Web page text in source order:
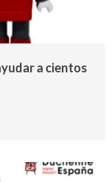
a cientos